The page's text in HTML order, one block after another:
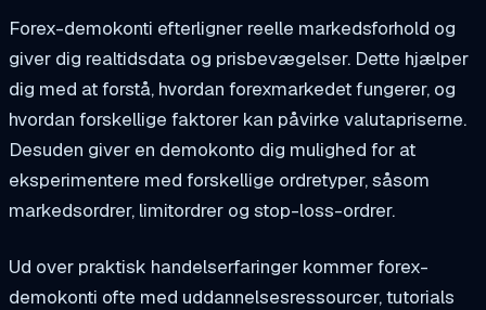
Forex-demokonti efterligner reelle markedsforhold og
giver dig realtidsdata og prisbevægelser. Dette hjælper
dig med at forstå, hvordan forexmarkedet fungerer, og
hvordan forskellige faktorer kan påvirke valutapriserne.
Desuden giver en demokonto dig mulighed for at
eksperimentere med forskellige ordretyper, såsom
markedsordrer, limitordrer og stop-loss-ordrer.
Ud over praktisk handelserfaringer kommer forex-
demokonti ofte med uddannelsesressourcer, tutorials